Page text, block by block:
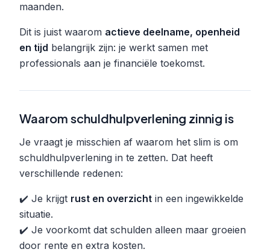
maanden.
Dit is juist waarom actieve deelname, openheid
en tijd belangrijk zijn: je werkt samen met
professionals aan je financiële toekomst.
Waarom schuldhulpverlening zinnig is
Je vraagt je misschien af waarom het slim is om
schuldhulpverlening in te zetten. Dat heeft
verschillende redenen:
✔️ Je krijgt rust en overzicht in een ingewikkelde
situatie.
✔️ Je voorkomt dat schulden alleen maar groeien
door rente en extra kosten.